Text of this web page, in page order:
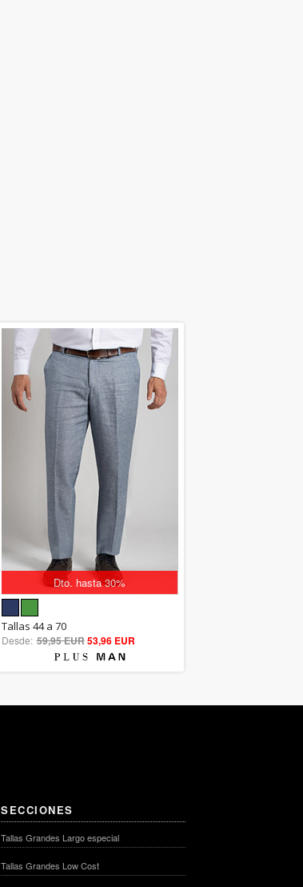
Dto. hasta 30%
5.00
out of 5
Tallas 44 a 70
Desde: 59,95 EUR53,96 EUR
SECCIONES
Tallas Grandes Largo especial
Tallas Grandes Low Cost